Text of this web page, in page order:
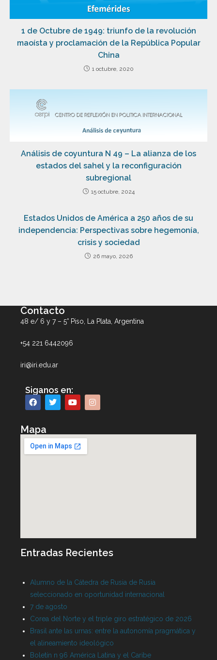
1 de Octubre de 1949: triunfo de la revolución
maoísta y proclamación de la República Popular
China
1 octubre, 2020
Análisis de coyuntura N 49 – La alianza de los
estados del sahel y la reconfiguración
subregional
15 octubre, 2024
Estados Unidos de América a 250 años de su
independencia: Perspectivas sobre hegemonía,
crisis y sociedad
26 mayo, 2026
Contacto
48 e/ 6 y 7 – 5° Piso, La Plata, Argentina
+54 221 6442096
iri@iri.edu.ar
Siganos en:
Mapa
Entradas Recientes
Alumno de la Cátedra de Rusia de Rusia
seleccionado en oportunidad internacional
7 de agosto
Corea del Norte y el triple giro estratégico de 2026
Brasil ante las urnas: entre la autonomía pragmática y
el alineamiento ideológico
Boletín n 96 América Latina y el Caribe